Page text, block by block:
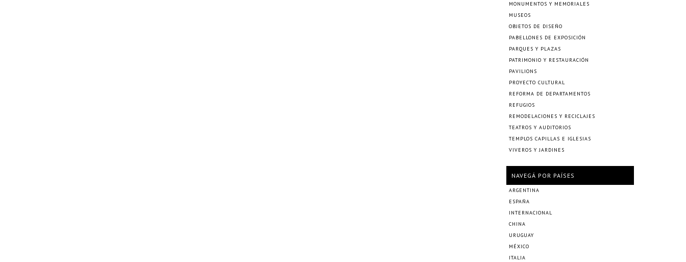
MONUMENTOS Y MEMORIALES
MUSEOS
OBJETOS DE DISEÑO
PABELLONES DE EXPOSICIÓN
PARQUES Y PLAZAS
PATRIMONIO Y RESTAURACIÓN
PAVILIONS
PROYECTO CULTURAL
REFORMA DE DEPARTAMENTOS
REFUGIOS
REMODELACIONES Y RECICLAJES
TEATROS Y AUDITORIOS
TEMPLOS CAPILLAS E IGLESIAS
VIVEROS Y JARDINES
NAVEGÁ POR PAÍSES
ARGENTINA
ESPAÑA
INTERNACIONAL
CHINA
URUGUAY
MÉXICO
ITALIA